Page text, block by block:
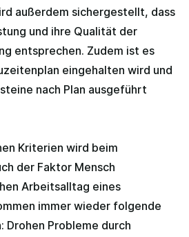
außerdem sichergestellt, dass
und ihre Qualität der
entsprechen. Zudem ist es
eingehalten wird und
nach Plan ausgeführt
Kriterien wird beim
der Faktor Mensch
Arbeitsalltag eines
immer wieder folgende
Drohen Probleme durch